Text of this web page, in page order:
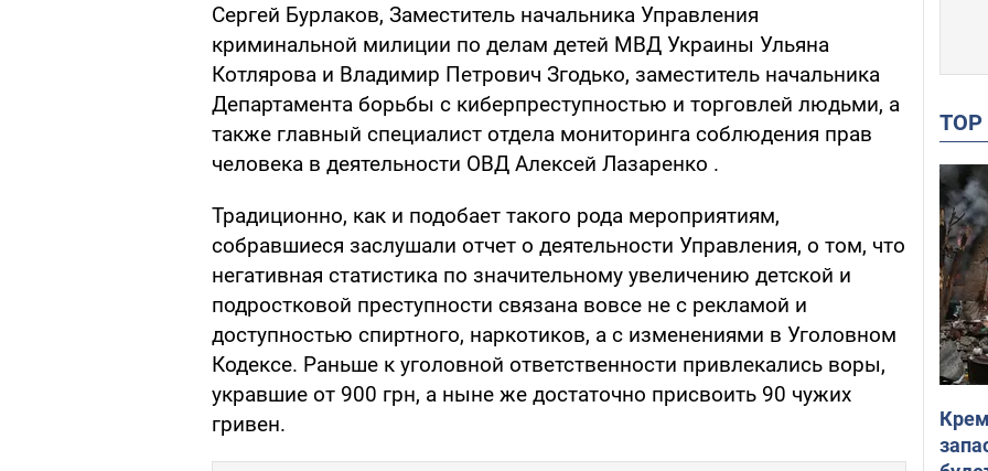
Сергей Бурлаков, Заместитель начальника Управления
криминальной милиции по делам детей МВД Украины Ульяна
Котлярова и Владимир Петрович Згодько, заместитель начальника
Департамента борьбы с киберпреступностью и торговлей людьми, а
также главный специалист отдела мониторинга соблюдения прав
человека в деятельности ОВД Алексей Лазаренко .
Традиционно, как и подобает такого рода мероприятиям,
собравшиеся заслушали отчет о деятельности Управления, о том, что
негативная статистика по значительному увеличению детской и
подростковой преступности связана вовсе не с рекламой и
доступностью спиртного, наркотиков, а с изменениями в Уголовном
Кодексе. Раньше к уголовной ответственности привлекались воры,
укравшие от 900 грн, а ныне же достаточно присвоить 90 чужих
гривен.